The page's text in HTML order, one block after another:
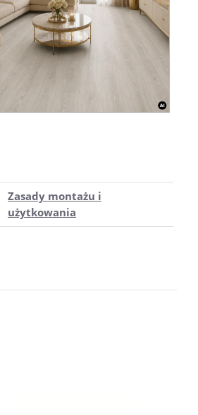
Zasady montażu i
użytkowania